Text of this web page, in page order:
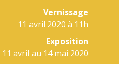
Vernissage
11 avril 2020 à 11h
Exposition
11 avril au 14 mai 2020